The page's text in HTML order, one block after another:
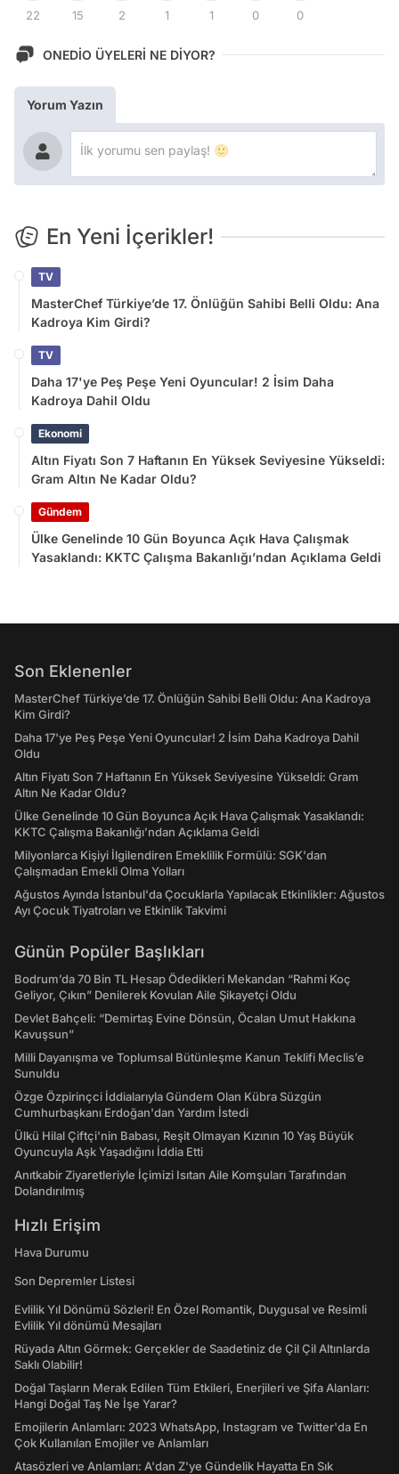
22 15 2 1 1 0 0
ONEDİO ÜYELERİ NE DİYOR?
Yorum Yazın
En Yeni İçerikler!
TV
MasterChef Türkiye’de 17. Önlüğün Sahibi Belli Oldu: Ana
Kadroya Kim Girdi?
TV
Daha 17'ye Peş Peşe Yeni Oyuncular! 2 İsim Daha
Kadroya Dahil Oldu
Ekonomi
Altın Fiyatı Son 7 Haftanın En Yüksek Seviyesine Yükseldi:
Gram Altın Ne Kadar Oldu?
Gündem
Ülke Genelinde 10 Gün Boyunca Açık Hava Çalışmak
Yasaklandı: KKTC Çalışma Bakanlığı’ndan Açıklama Geldi
Son Eklenenler
MasterChef Türkiye’de 17. Önlüğün Sahibi Belli Oldu: Ana Kadroya
Kim Girdi?
Daha 17'ye Peş Peşe Yeni Oyuncular! 2 İsim Daha Kadroya Dahil
Oldu
Altın Fiyatı Son 7 Haftanın En Yüksek Seviyesine Yükseldi: Gram
Altın Ne Kadar Oldu?
Ülke Genelinde 10 Gün Boyunca Açık Hava Çalışmak Yasaklandı:
KKTC Çalışma Bakanlığı’ndan Açıklama Geldi
Milyonlarca Kişiyi İlgilendiren Emeklilik Formülü: SGK'dan
Çalışmadan Emekli Olma Yolları
Ağustos Ayında İstanbul'da Çocuklarla Yapılacak Etkinlikler: Ağustos
Ayı Çocuk Tiyatroları ve Etkinlik Takvimi
Günün Popüler Başlıkları
Bodrum’da 70 Bin TL Hesap Ödedikleri Mekandan “Rahmi Koç
Geliyor, Çıkın” Denilerek Kovulan Aile Şikayetçi Oldu
Devlet Bahçeli: “Demirtaş Evine Dönsün, Öcalan Umut Hakkına
Kavuşsun”
Milli Dayanışma ve Toplumsal Bütünleşme Kanun Teklifi Meclis’e
Sunuldu
Özge Özpirinçci İddialarıyla Gündem Olan Kübra Süzgün
Cumhurbaşkanı Erdoğan'dan Yardım İstedi
Ülkü Hilal Çiftçi'nin Babası, Reşit Olmayan Kızının 10 Yaş Büyük
Oyuncuyla Aşk Yaşadığını İddia Etti
Anıtkabir Ziyaretleriyle İçimizi Isıtan Aile Komşuları Tarafından
Dolandırılmış
Hızlı Erişim
Hava Durumu
Son Depremler Listesi
Evlilik Yıl Dönümü Sözleri! En Özel Romantik, Duygusal ve Resimli
Evlilik Yıl dönümü Mesajları
Rüyada Altın Görmek: Gerçekler de Saadetiniz de Çil Çil Altınlarda
Saklı Olabilir!
Doğal Taşların Merak Edilen Tüm Etkileri, Enerjileri ve Şifa Alanları:
Hangi Doğal Taş Ne İşe Yarar?
Emojilerin Anlamları: 2023 WhatsApp, Instagram ve Twitter'da En
Çok Kullanılan Emojiler ve Anlamları
Atasözleri ve Anlamları: A'dan Z'ye Gündelik Hayatta En Sık